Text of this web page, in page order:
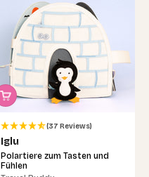
(37 Reviews)
Iglu
Polartiere zum Tasten und
Fühlen